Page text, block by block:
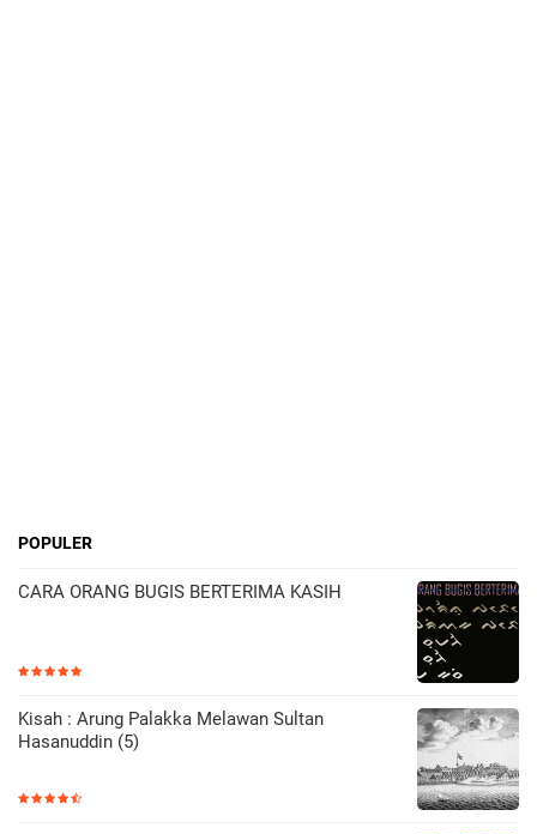
POPULER
CARA ORANG BUGIS BERTERIMA KASIH
Kisah : Arung Palakka Melawan Sultan
Hasanuddin (5)